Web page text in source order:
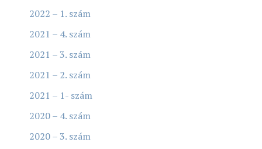
2022 – 1. szám
2021 – 4. szám
2021 – 3. szám
2021 – 2. szám
2021 – 1- szám
2020 – 4. szám
2020 – 3. szám